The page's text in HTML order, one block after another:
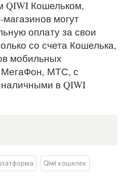
QIWI Кошельком,
могут
оплату за свои
со счета Кошелька,
мобильных
МегаФон, МТС, с
наличными в QIWI
Qiwi кошелек